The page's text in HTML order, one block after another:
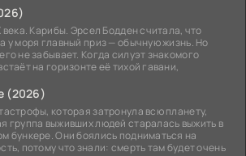
века. Карибы. Эрсел Бодден считала, что
у моря главный приз — обычную жизнь. Но
не забывает. Когда силуэт знакомого
на горизонте её тихой гавани,
(2026)
которая затронула всю планету,
группа выживших людей старалась выжить в
бункере. Они боялись подниматься на
потому что знали: смерть там будет очень